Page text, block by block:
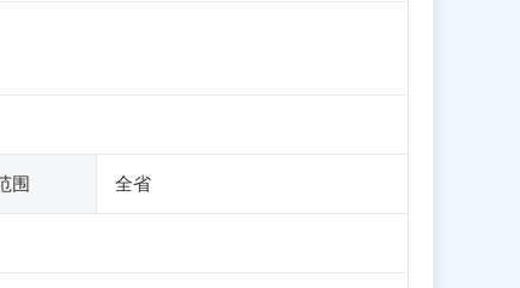
围 全省